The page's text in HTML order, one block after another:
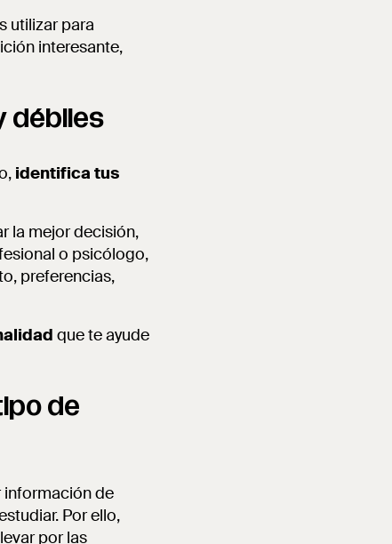
utilizar para
interesante,
débiles
identifica tus
la mejor decisión,
o psicólogo,
preferencias,
que te ayude
de
información de
Por ello,
por las